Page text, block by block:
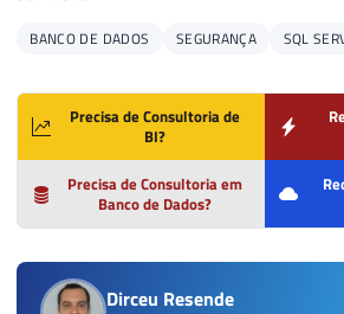
BANCO DE DADOS SEGURANÇA SQL
Precisa de Consultoria de
BI?
Precisa de Consultoria em
Banco de Dados?
Dirceu Resende